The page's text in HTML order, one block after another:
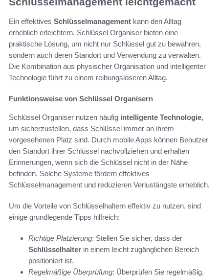
Ein effektives Schlüsselmanagement kann den Alltag
erheblich erleichtern. Schlüssel Organiser bieten eine
praktische Lösung, um nicht nur Schlüssel gut zu bewahren,
sondern auch deren Standort und Verwendung zu verwalten.
Die Kombination aus physischer Organisation und intelligenter
Technologie führt zu einem reibungsloseren Alltag.
Funktionsweise von Schlüssel Organisern
Schlüssel Organiser nutzen häufig intelligente Technologie,
um sicherzustellen, dass Schlüssel immer an ihrem
vorgesehenen Platz sind. Durch mobile Apps können Benutzer
den Standort ihrer Schlüssel nachvollziehen und erhalten
Erinnerungen, wenn sich die Schlüssel nicht in der Nähe
befinden. Solche Systeme fördern effektives
Schlüsselmanagement und reduzieren Verlustängste erheblich.
Um die Vorteile von Schlüsselhaltern effektiv zu nutzen, sind
einige grundlegende Tipps hilfreich:
Richtige Platzierung: Stellen Sie sicher, dass der
Schlüsselhalter in einem leicht zugänglichen Bereich
positioniert ist.
Regelmäßige Überprüfung: Überprüfen Sie regelmäßig,